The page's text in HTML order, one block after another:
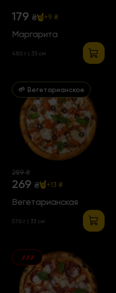
179 ₴ +9 ₴
Маргарита
480 г | 33 см
🌱 Вегетарианское
289 ₴
269 ₴ +13 ₴
Вегетарианская
570 г | 33 см